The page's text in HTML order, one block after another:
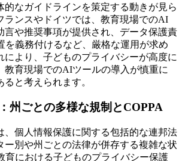
的なガイドラインを策定する動きが見ら
ランスやドイツでは、教育現場でのAI
言や推奨事項が提供され、データ保護責
を義務付けるなど、厳格な運用が求め
により、子どものプライバシーが高度に
教育現場でのAIツールの導入が慎重に
と考えられます。
州ごとの多様な規制とCOPPA
、個人情報保護に関する包括的な連邦法
ー別や州ごとの法律が併存する複雑な状
育における子どものプライバシー保護